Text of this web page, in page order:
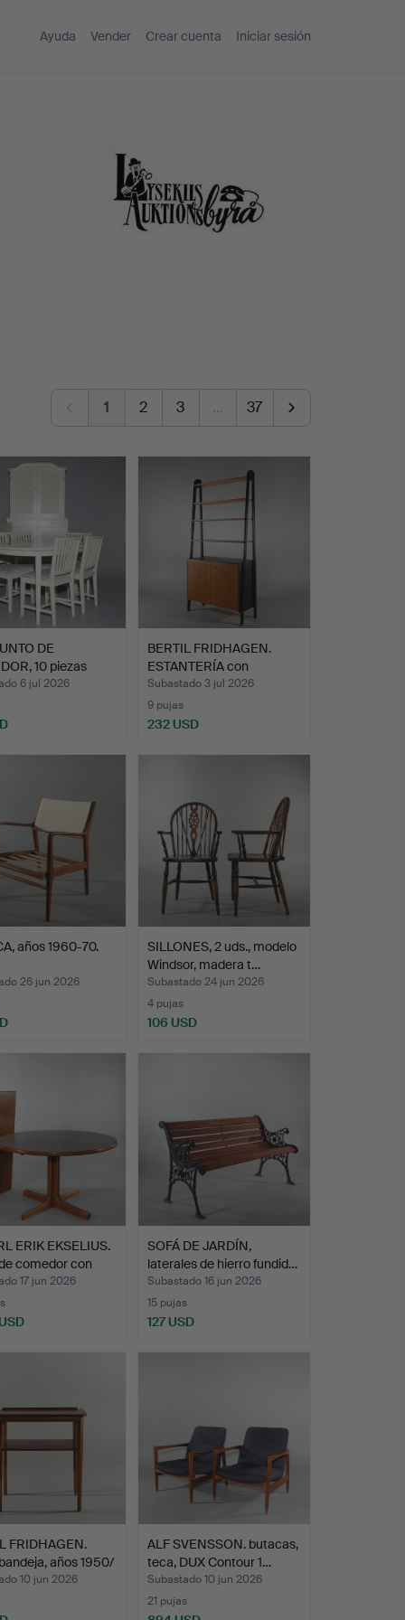
Ayuda Vender Crear cuenta Iniciar sesión
1 2 3 … 37
DE
10 piezas
…
6 jul 2026
BERTIL FRIDHAGEN.
ESTANTERÍA con
SECCIÓN D…
Subastado 3 jul 2026
9 pujas
232 USD
años 1960-70.
26 jun 2026
SILLONES, 2 uds., modelo
Windsor, madera t…
Subastado 24 jun 2026
4 pujas
106 USD
ERIK EKSELIUS.
comedor con
17 jun 2026
SOFÁ DE JARDÍN,
laterales de hierro fundid…
Subastado 16 jun 2026
15 pujas
127 USD
FRIDHAGEN.
años 1950/
10 jun 2026
ALF SVENSSON. butacas,
teca, DUX Contour 1…
Subastado 10 jun 2026
21 pujas